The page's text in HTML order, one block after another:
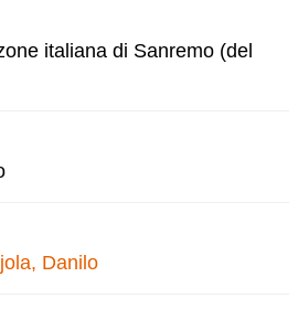
italiana di Sanremo (del
Danilo